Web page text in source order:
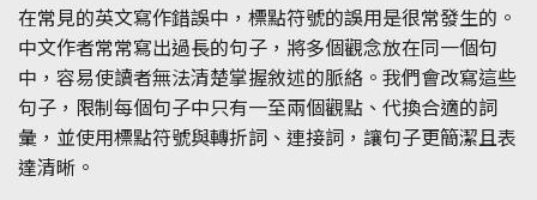
在常見的英文寫作錯誤中，標點符號的誤用是很常發生的。
中文作者常常寫出過長的句子，將多個觀念放在同一個句
中，容易使讀者無法清楚掌握敘述的脈絡。我們會改寫這些
句子，限制每個句子中只有一至兩個觀點、代換合適的詞
彙，並使用標點符號與轉折詞、連接詞，讓句子更簡潔且表
達清晰。